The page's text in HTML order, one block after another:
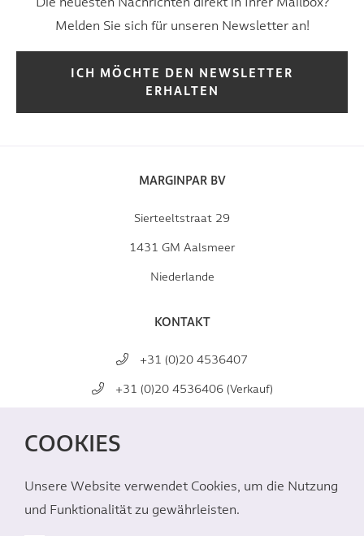
COOKIES
Unsere Website verwendet Cookies, um die Nutzung
und Funktionalität zu gewährleisten.
Die neuesten Nachrichten direkt in Ihrer Mailbox?
Melden Sie sich für unseren Newsletter an!
ICH MÖCHTE DEN NEWSLETTER
ERHALTEN
MARGINPAR BV
Sierteeltstraat 29
1431 GM Aalsmeer
Niederlande
KONTAKT
+31 (0)20 4536407
+31 (0)20 4536406 (Verkauf)
SOZIALE MEDIEN